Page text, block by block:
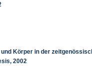
Körper in der
2002